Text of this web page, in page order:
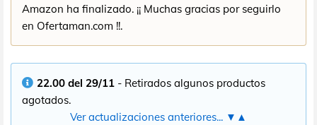
Amazon ha finalizado. ¡¡ Muchas gracias por seguirlo
en Ofertaman.com !!.
22.00 del 29/11 - Retirados algunos productos
agotados.
Ver actualizaciones anteriores... ▼▲